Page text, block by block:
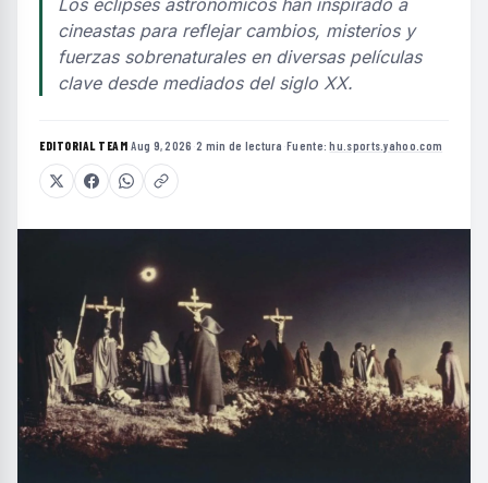
cineastas para reflejar cambios, misterios y
fuerzas sobrenaturales en diversas películas
clave desde mediados del siglo XX.
EDITORIAL TEAM·Aug 9, 2026 ·2 min de lectura ·Fuente:hu.sports.yahoo.com